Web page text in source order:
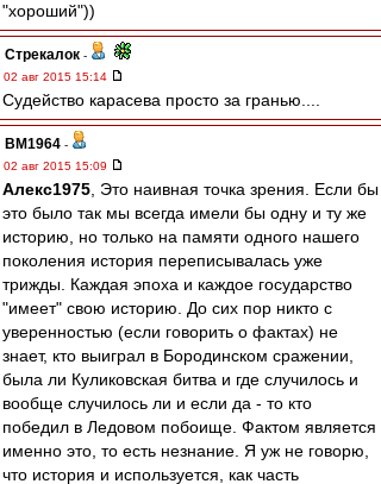
"хороший"))
Стрекалок -
02 авг 2015 15:14
Судейство карасева просто за гранью....
BM1964 -
02 авг 2015 15:09
Алекс1975 , Это наивная точка зрения. Если бы
это было так мы всегда имели бы одну и ту же
историю, но только на памяти одного нашего
поколения история переписывалась уже
трижды. Каждая эпоха и каждое государство
"имеет" свою историю. До сих пор никто с
уверенностью (если говорить о фактах) не
знает, кто выиграл в Бородинском сражении,
была ли Куликовская битва и где случилось и
вообще случилось ли и если да - то кто
победил в Ледовом побоище. Фактом является
именно это, то есть незнание. Я уж не говорю,
что история и используется, как часть